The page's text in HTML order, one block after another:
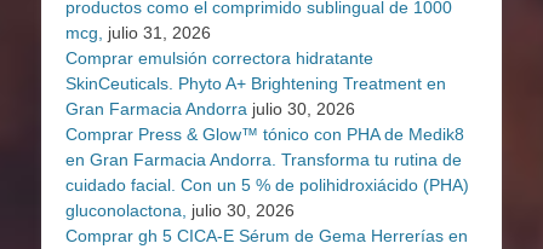
productos como el comprimido sublingual de 1000
mcg,
julio 31, 2026
Comprar emulsión correctora hidratante
SkinCeuticals. Phyto A+ Brightening Treatment en
Gran Farmacia Andorra julio 30, 2026
Comprar Press & Glow™ tónico con PHA de Medik8
en Gran Farmacia Andorra. Transforma tu rutina de
cuidado facial. Con un 5 % de polihidroxiácido (PHA)
gluconolactona,
julio 30, 2026
Comprar gh 5 CICA-E Sérum de Gema Herrerías en